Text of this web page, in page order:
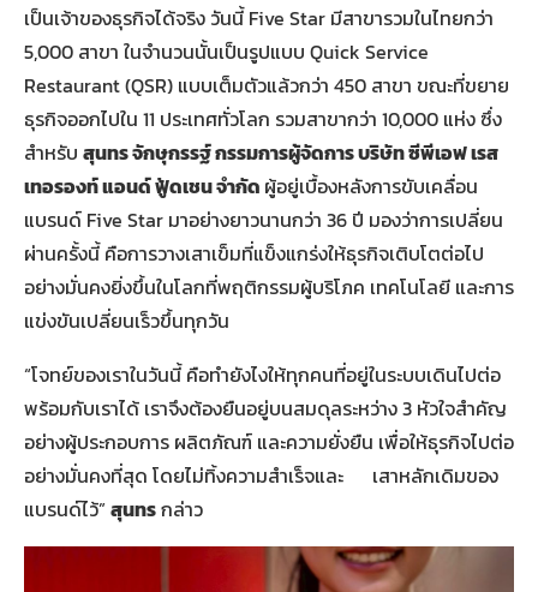
เป็นเจ้าของธุรกิจได้จริง วันนี้ Five Star มีสาขารวมในไทยกว่า
5,000 สาขา ในจำนวนนั้นเป็นรูปแบบ Quick Service
Restaurant (QSR) แบบเต็มตัวแล้วกว่า 450 สาขา ขณะที่ขยาย
ธุรกิจออกไปใน 11 ประเทศทั่วโลก รวมสาขากว่า 10,000 แห่ง ซึ่ง
สำหรับ สุนทร จักษุกรรฐ์กรรมการผู้จัดการ บริษัท ซีพีเอฟ เรส
เทอรองท์ แอนด์ ฟู้ดเชน จำกัด ผู้อยู่เบื้องหลังการขับเคลื่อน
แบรนด์ Five Star มาอย่างยาวนานกว่า 36 ปี มองว่าการเปลี่ยน
ผ่านครั้งนี้ คือการวางเสาเข็มที่แข็งแกร่งให้ธุรกิจเติบโตต่อไป
อย่างมั่นคงยิ่งขึ้นในโลกที่พฤติกรรมผู้บริโภค เทคโนโลยี และการ
แข่งขันเปลี่ยนเร็วขึ้นทุกวัน
“โจทย์ของเราในวันนี้ คือทำยังไงให้ทุกคนที่อยู่ในระบบเดินไปต่อ
พร้อมกับเราได้ เราจึงต้องยืนอยู่บนสมดุลระหว่าง 3 หัวใจสำคัญ
อย่างผู้ประกอบการ ผลิตภัณฑ์ และความยั่งยืน เพื่อให้ธุรกิจไปต่อ
อย่างมั่นคงที่สุด โดยไม่ทิ้งความสำเร็จและ เสาหลักเดิมของ
แบรนด์ไว้” สุนทรกล่าว